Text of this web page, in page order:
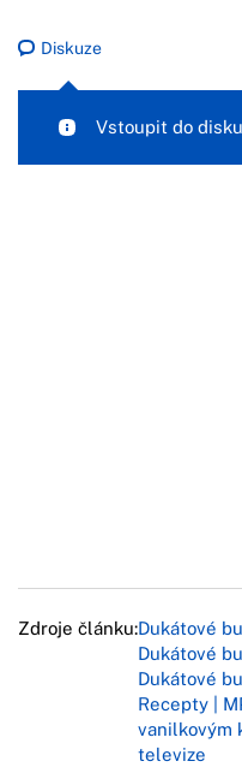
Diskuze
Vstoupit do
Zdroje článku:Dukátové
Dukátové
Dukátové
Recepty |
vanilkovým
televize